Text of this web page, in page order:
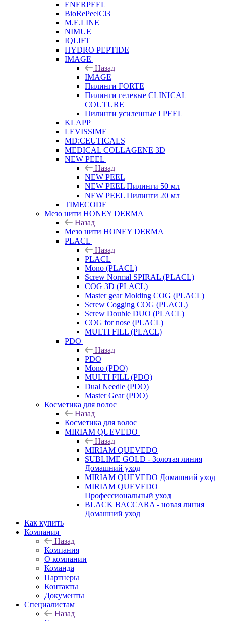
ENERPEEL
BioRePeelCl3
M.E.LINE
NIMUE
IQLIFT
HYDRO PEPTIDE
IMAGE
Назад
IMAGE
Пилинги FORTE
Пилинги гелевые CLINICAL
COUTURE
Пилинги усиленные I PEEL
KLAPP
LEVISSIME
MD:CEUTICALS
MEDICAL COLLAGENE 3D
NEW PEEL
Назад
NEW PEEL
NEW PEEL Пилинги 50 мл
NEW PEEL Пилинги 20 мл
TIMECODE
Мезо нити HONEY DERMA
Назад
Мезо нити HONEY DERMA
PLACL
Назад
PLACL
Mono (PLACL)
Screw Normal SPIRAL (PLACL)
COG 3D (PLACL)
Master gear Molding COG (PLACL)
Screw Cogging COG (PLACL)
Screw Double DUO (PLACL)
COG for nose (PLACL)
MULTI FILL (PLACL)
PDO
Назад
PDO
Mono (PDO)
MULTI FILL (PDO)
Dual Needle (PDO)
Master Gear (PDO)
Косметика для волос
Назад
Косметика для волос
MIRIAM QUEVEDO
Назад
MIRIAM QUEVEDO
SUBLIME GOLD - Золотая линия
Домашний уход
MIRIAM QUEVEDO Домашний уход
MIRIAM QUEVEDO
Профессиональный уход
BLACK BACCARA - новая линия
Домашний уход
Как купить
Компания
Назад
Компания
О компании
Команда
Партнеры
Контакты
Документы
Специалистам
Назад